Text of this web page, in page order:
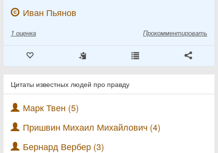
Иван Пьянов
1 оценка Прокомментировать
Цитаты известных людей про правду
Марк Твен (5)
Пришвин Михаил Михайлович (4)
Бернард Вербер (3)